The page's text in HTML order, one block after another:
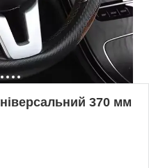
370 мм